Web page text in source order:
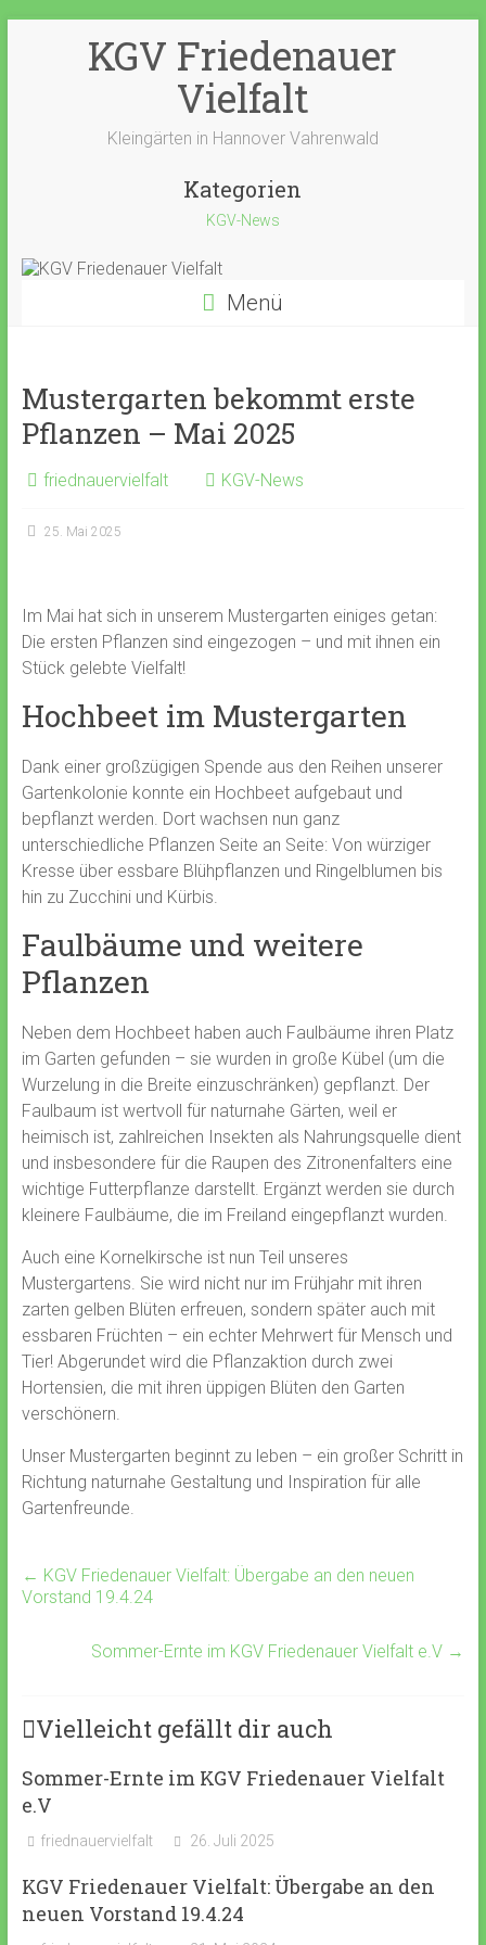
KGV Friedenauer
Vielfalt
Kleingärten in Hannover Vahrenwald
Kategorien
KGV-News
Menü
Mustergarten bekommt erste
Pflanzen – Mai 2025
friednauervielfalt KGV-News
25. Mai 2025
Im Mai hat sich in unserem Mustergarten einiges getan:
Die ersten Pflanzen sind eingezogen – und mit ihnen ein
Stück gelebte Vielfalt!
Hochbeet im Mustergarten
Dank einer großzügigen Spende aus den Reihen unserer
Gartenkolonie konnte ein Hochbeet aufgebaut und
bepflanzt werden. Dort wachsen nun ganz
unterschiedliche Pflanzen Seite an Seite: Von würziger
Kresse über essbare Blühpflanzen und Ringelblumen bis
hin zu Zucchini und Kürbis.
Faulbäume und weitere
Pflanzen
Neben dem Hochbeet haben auch Faulbäume ihren Platz
im Garten gefunden – sie wurden in große Kübel (um die
Wurzelung in die Breite einzuschränken) gepflanzt. Der
Faulbaum ist wertvoll für naturnahe Gärten, weil er
heimisch ist, zahlreichen Insekten als Nahrungsquelle dient
und insbesondere für die Raupen des Zitronenfalters eine
wichtige Futterpflanze darstellt. Ergänzt werden sie durch
kleinere Faulbäume, die im Freiland eingepflanzt wurden.
Auch eine Kornelkirsche ist nun Teil unseres
Mustergartens. Sie wird nicht nur im Frühjahr mit ihren
zarten gelben Blüten erfreuen, sondern später auch mit
essbaren Früchten – ein echter Mehrwert für Mensch und
Tier! Abgerundet wird die Pflanzaktion durch zwei
Hortensien, die mit ihren üppigen Blüten den Garten
verschönern.
Unser Mustergarten beginnt zu leben – ein großer Schritt in
Richtung naturnahe Gestaltung und Inspiration für alle
Gartenfreunde.
← KGV Friedenauer Vielfalt: Übergabe an den neuen
Vorstand 19.4.24
Sommer-Ernte im KGV Friedenauer Vielfalt e.V →
Vielleicht gefällt dir auch
Sommer-Ernte im KGV Friedenauer Vielfalt
e.V
friednauervielfalt 26. Juli 2025
KGV Friedenauer Vielfalt: Übergabe an den
neuen Vorstand 19.4.24